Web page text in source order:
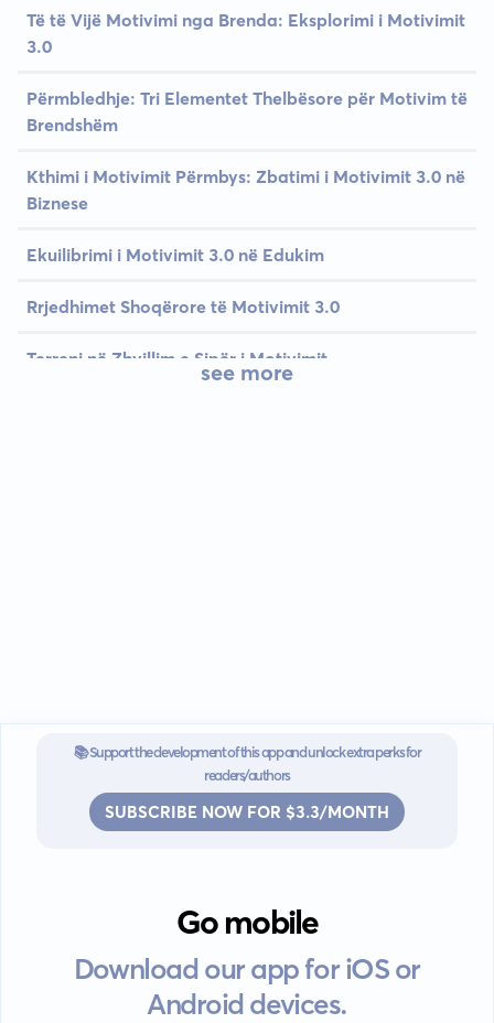
Të të Vijë Motivimi nga Brenda: Eksplorimi i Motivimit
3.0
Përmbledhje: Tri Elementet Thelbësore për Motivim të
Brendshëm
Kthimi i Motivimit Përmbys: Zbatimi i Motivimit 3.0 në
Biznese
Ekuilibrimi i Motivimit 3.0 në Edukim
Rrjedhimet Shoqërore të Motivimit 3.0
Terreni në Zhvillim e Sipër i Motivimit
see more
📚 Support the development of this app and unlock extra perks for
readers/authors
SUBSCRIBE NOW FOR $3.3/MONTH
Go mobile
Download our app for iOS or
Android devices.